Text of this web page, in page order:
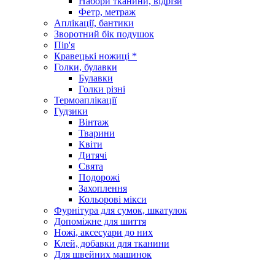
Фетр, метраж
Аплікації, бантики
Зворотний бік подушок
Пір'я
Кравецькі ножиці *
Голки, булавки
Булавки
Голки різні
Термоаплікації
Гудзики
Вінтаж
Тварини
Квіти
Дитячі
Свята
Подорожі
Захоплення
Кольорові мікси
Фурнітура для сумок, шкатулок
Допоміжне для шиття
Ножі, аксесуари до них
Клей, добавки для тканини
Для швейних машинок